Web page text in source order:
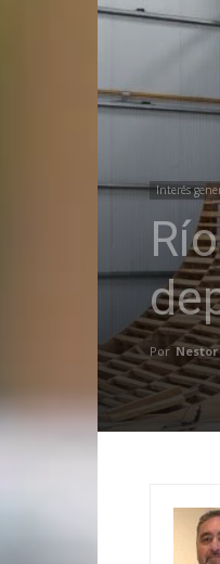
Interés
Por